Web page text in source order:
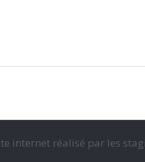
internet réalisé par les